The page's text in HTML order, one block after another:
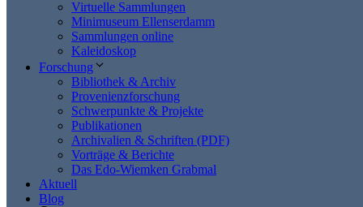
Virtuelle Sammlungen
Minimuseum Ellenserdamm
Sammlungen online
Kaleidoskop
Forschung
Bibliothek & Archiv
Provenienzforschung
Schwerpunkte & Projekte
Publikationen
Archivalien & Schriften (PDF)
Vorträge & Berichte
Das Edo-Wiemken Grabmal
Aktuell
Blog